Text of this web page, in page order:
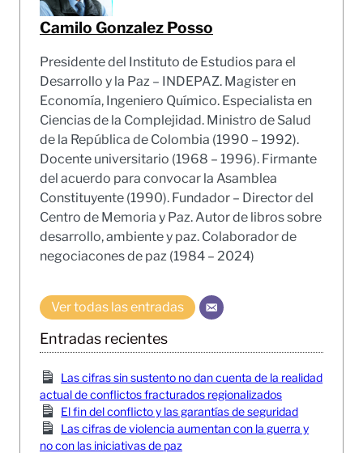
Camilo Gonzalez Posso
Presidente del Instituto de Estudios para el
Desarrollo y la Paz – INDEPAZ. Magister en
Economía, Ingeniero Químico. Especialista en
Ciencias de la Complejidad. Ministro de Salud
de la República de Colombia (1990 – 1992).
Docente universitario (1968 – 1996). Firmante
del acuerdo para convocar la Asamblea
Constituyente (1990). Fundador – Director del
Centro de Memoria y Paz. Autor de libros sobre
desarrollo, ambiente y paz. Colaborador de
negociacones de paz (1984 – 2024)
Ver todas las entradas
Entradas recientes
Las cifras sin sustento no dan cuenta de la realidad
actual de conflictos fracturados regionalizados
El fin del conflicto y las garantías de seguridad
Las cifras de violencia aumentan con la guerra y
no con las iniciativas de paz